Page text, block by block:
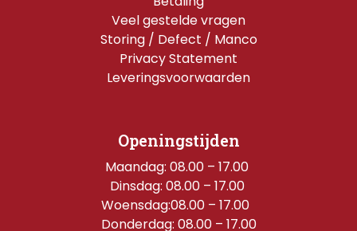
Veel gestelde vragen
Storing / Defect / Manco
Privacy Statement
Leveringsvoorwaarden
Openingstijden
Maandag: 08.00 – 17.00
Dinsdag: 08.00 – 17.00
Woensdag:08.00 – 17.00
Donderdag: 08.00 – 17.00